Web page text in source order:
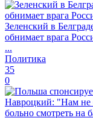
Зеленский в
обнимает врага
...
Политика
35
0